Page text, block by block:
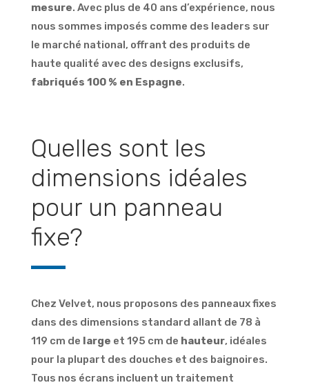
mesure. Avec plus de 40 ans d’expérience, nous
nous sommes imposés comme des leaders sur
le marché national, offrant des produits de
haute qualité avec des designs exclusifs,
fabriqués 100 % en Espagne.
Quelles sont les
dimensions idéales
pour un panneau
fixe?
Chez Velvet, nous proposons des panneaux fixes
dans des dimensions standard allant de 78 à
119 cm de large et 195 cm de hauteur, idéales
pour la plupart des douches et des baignoires.
Tous nos écrans incluent un traitement